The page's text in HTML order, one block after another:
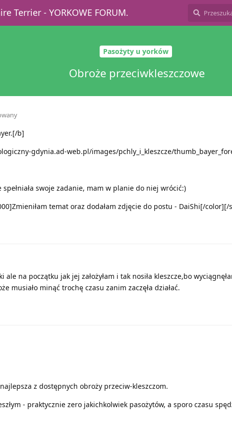
Terrier - YORKOWE FORUM.
Pasożyty u yorków
Obroże przeciwkleszczowe
b]
gdynia.ad-web.pl/images/pchly_i_kleszcze/
swoje zadanie, mam w planie do niej wrócić:)
temat oraz dodałam zdjęcie do postu - DaiShi[/color][/
ale na początku jak jej założyłam i tak nosiła kleszcze,bo
musiało minąć trochę czasu zanim zaczęła działać.
z dostępnych obroży przeciw-kleszczom.
- praktycznie zero jakichkolwiek pasożytów, a sporo czasu